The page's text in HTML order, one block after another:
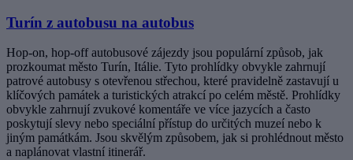
Turín z autobusu na autobus
Hop-on, hop-off autobusové zájezdy jsou populární způsob, jak
prozkoumat město Turín, Itálie. Tyto prohlídky obvykle zahrnují
patrové autobusy s otevřenou střechou, které pravidelně zastavují u
klíčových památek a turistických atrakcí po celém městě. Prohlídky
obvykle zahrnují zvukové komentáře ve více jazycích a často
poskytují slevy nebo speciální přístup do určitých muzeí nebo k
jiným památkám. Jsou skvělým způsobem, jak si prohlédnout město
a naplánovat vlastní itinerář.